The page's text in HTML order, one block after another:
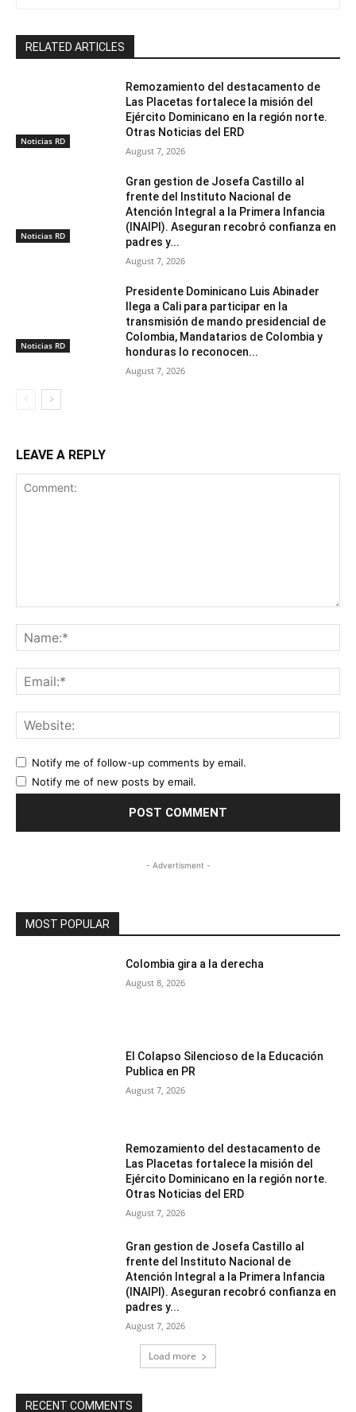
RELATED ARTICLES
Noticias RD
Remozamiento del destacamento de
Las Placetas fortalece la misión del
Ejército Dominicano en la región norte.
Otras Noticias del ERD
August 7, 2026
Noticias RD
Gran gestion de Josefa Castillo al
frente del Instituto Nacional de
Atención Integral a la Primera Infancia
(INAIPI). Aseguran recobró confianza en
padres y...
August 7, 2026
Noticias RD
Presidente Dominicano Luis Abinader
llega a Cali para participar en la
transmisión de mando presidencial de
Colombia, Mandatarios de Colombia y
honduras lo reconocen...
August 7, 2026
LEAVE A REPLY
Notify me of follow-up comments by email.
Notify me of new posts by email.
- Advertisment -
MOST POPULAR
Colombia gira a la derecha
August 8, 2026
El Colapso Silencioso de la Educación
Publica en PR
August 7, 2026
Remozamiento del destacamento de
Las Placetas fortalece la misión del
Ejército Dominicano en la región norte.
Otras Noticias del ERD
August 7, 2026
Gran gestion de Josefa Castillo al
frente del Instituto Nacional de
Atención Integral a la Primera Infancia
(INAIPI). Aseguran recobró confianza en
padres y...
August 7, 2026
Load more
RECENT COMMENTS